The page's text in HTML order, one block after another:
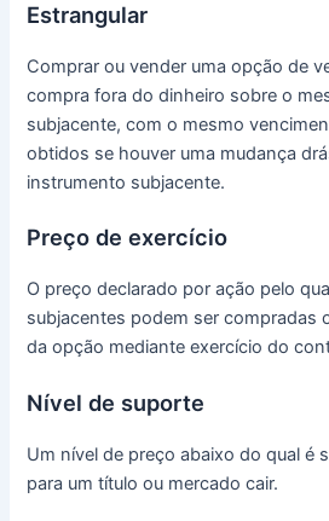
Estrangular
Comprar ou vender uma opção de
compra fora do dinheiro sobre o
subjacente, com o mesmo
obtidos se houver uma mudança
instrumento subjacente.
Preço de exercício
O preço declarado por ação pelo
subjacentes podem ser compradas
da opção mediante exercício do
Nível de suporte
Um nível de preço abaixo do qual é
para um título ou mercado cair.